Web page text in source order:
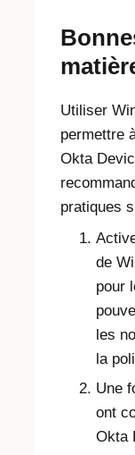
Utiliser
permettre
Okta
pratiques
de
pour
les
la
Une
ont
Okta